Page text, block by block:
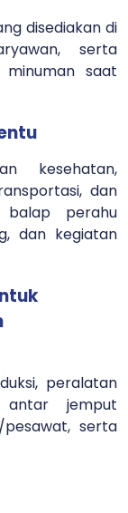
disediakan di
serta
saat
kesehatan,
dan
perahu
dan kegiatan
peralatan
antar jemput
serta